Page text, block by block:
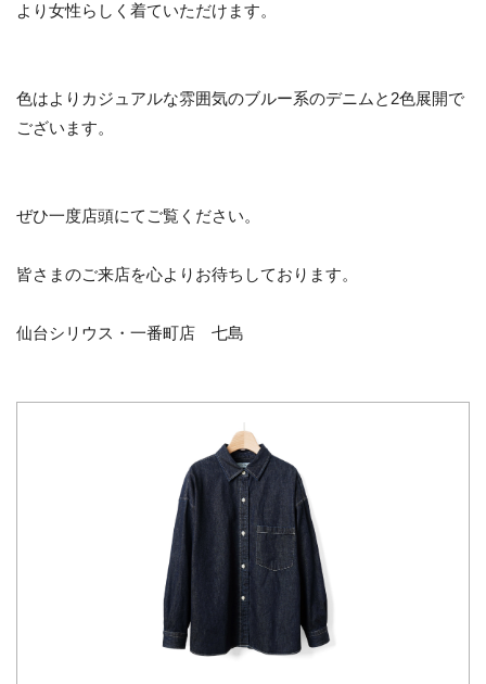
より女性らしく着ていただけます。
色はよりカジュアルな雰囲気のブルー系のデニムと2色展開で
ございます。
ぜひ一度店頭にてご覧ください。
皆さまのご来店を心よりお待ちしております。
仙台シリウス・一番町店 七島